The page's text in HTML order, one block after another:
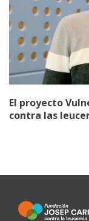
El proyecto
contra las